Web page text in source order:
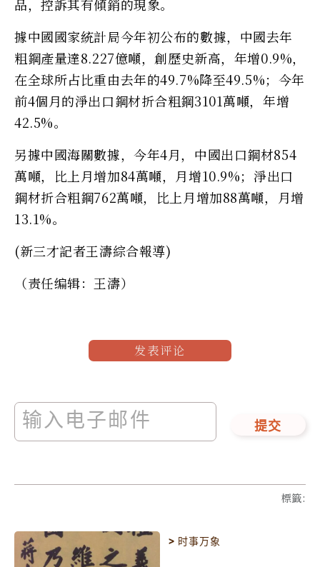
品，控訴其有傾銷的現象。
據中國國家統計局今年初公布的數據，中國去年
粗鋼產量達8.227億噸，創歷史新高，年增0.9%，
在全球所占比重由去年的49.7%降至49.5%；今年
前4個月的淨出口鋼材折合粗鋼3101萬噸，年增
42.5%。
另據中國海關數據，今年4月，中國出口鋼材854
萬噸，比上月增加84萬噸，月增10.9%；淨出口
鋼材折合粗鋼762萬噸，比上月增加88萬噸，月增
13.1%。
(新三才記者王濤綜合報導)
（责任编辑：王濤）
发表评论
提交
標籤:
> 时事万象